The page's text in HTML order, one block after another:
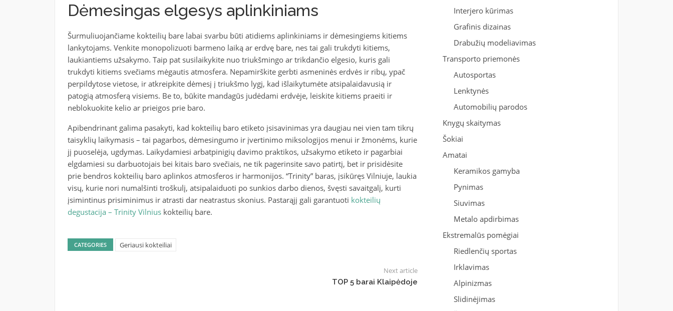
Dėmesingas elgesys aplinkiniams
Šurmuliuojančiame kokteilių bare labai svarbu būti atidiems aplinkiniams ir dėmesingiems kitiems
lankytojams. Venkite monopolizuoti barmeno laiką ar erdvę bare, nes tai gali trukdyti kitiems,
laukiantiems užsakymo. Taip pat susilaikykite nuo triukšmingo ar trikdančio elgesio, kuris gali
trukdyti kitiems svečiams mėgautis atmosfera. Nepamirškite gerbti asmeninės erdvės ir ribų, ypač
perpildytose vietose, ir atkreipkite dėmesį į triukšmo lygį, kad išlaikytumėte atsipalaidavusią ir
patogią atmosferą visiems. Be to, būkite mandagūs judėdami erdvėje, leiskite kitiems praeiti ir
neblokuokite kelio ar prieigos prie baro.
Apibendrinant galima pasakyti, kad kokteilių baro etiketo įsisavinimas yra daugiau nei vien tam tikrų
taisyklių laikymasis – tai pagarbos, dėmesingumo ir įvertinimo miksologijos menui ir žmonėms, kurie
jį puoselėja, ugdymas. Laikydamiesi arbatpinigių davimo praktikos, užsakymo etiketo ir pagarbiai
elgdamiesi su darbuotojais bei kitais baro svečiais, ne tik pagerinsite savo patirtį, bet ir prisidėsite
prie bendros kokteilių baro aplinkos atmosferos ir harmonijos. “Trinity” baras, įsikūręs Vilniuje, laukia
visų, kurie nori numalšinti troškulį, atsipalaiduoti po sunkios darbo dienos, švęsti savaitgalį, kurti
įsimintinus prisiminimus ir atrasti dar neatrastus skonius. Pastarąjį gali garantuoti kokteilių
degustacija – Trinity Vilniuskokteilių bare.
CATEGORIES Geriausi kokteiliai
Next article
TOP 5 barai Klaipėdoje
Interjero kūrimas
Grafinis dizainas
Drabužių modeliavimas
Transporto priemonės
Autosportas
Lenktynės
Automobilių parodos
Knygų skaitymas
Šokiai
Amatai
Keramikos gamyba
Pynimas
Siuvimas
Metalo apdirbimas
Ekstremalūs pomėgiai
Riedlenčių sportas
Irklavimas
Alpinizmas
Slidinėjimas